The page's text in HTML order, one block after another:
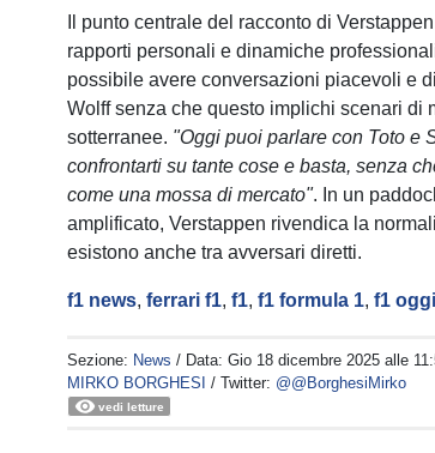
Il punto centrale del racconto di
rapporti personali e dinamiche
possibile avere conversazioni piacevoli e
Wolff senza che questo implichi scenari di
sotterranee. "Oggi puoi parlare con Toto e
confrontarti su tante cose e basta, senza
come una mossa di mercato". In un
amplificato, Verstappen rivendica la
esistono anche tra avversari diretti.
f1 news,ferrari f1,f1,f1 formula 1,f1 oggi
Sezione: News / Data:Gio 18 dicembre 2025 alle
MIRKO BORGHESI
/ Twitter: @@BorghesiMirko
vedi letture